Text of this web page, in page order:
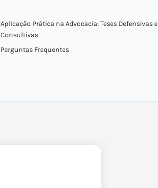
Aplicação Prática na Advocacia: Teses Defensivas e
Consultivas
Perguntas Frequentes